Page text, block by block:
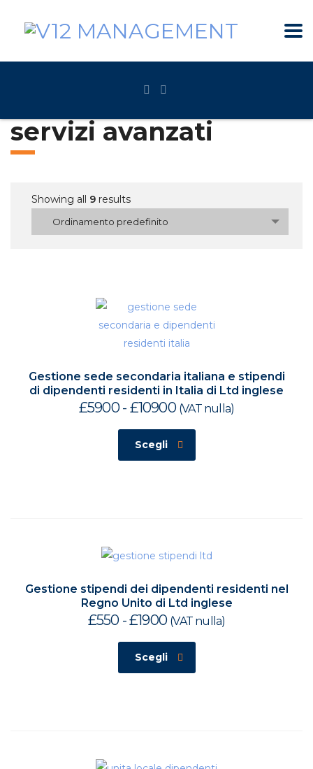
servizi avanzati
Showing all 9 results
Ordinamento predefinito
Gestione sede secondaria italiana e stipendi
di dipendenti residenti in Italia di Ltd inglese
£5900 - £10900Fascia
di
prezzo:
da
(VAT nulla)
Scegli
Gestione stipendi dei dipendenti residenti nel
Regno Unito di Ltd inglese
£550 -£1900Fascia
di
prezzo:
da
(VAT nulla)
Scegli